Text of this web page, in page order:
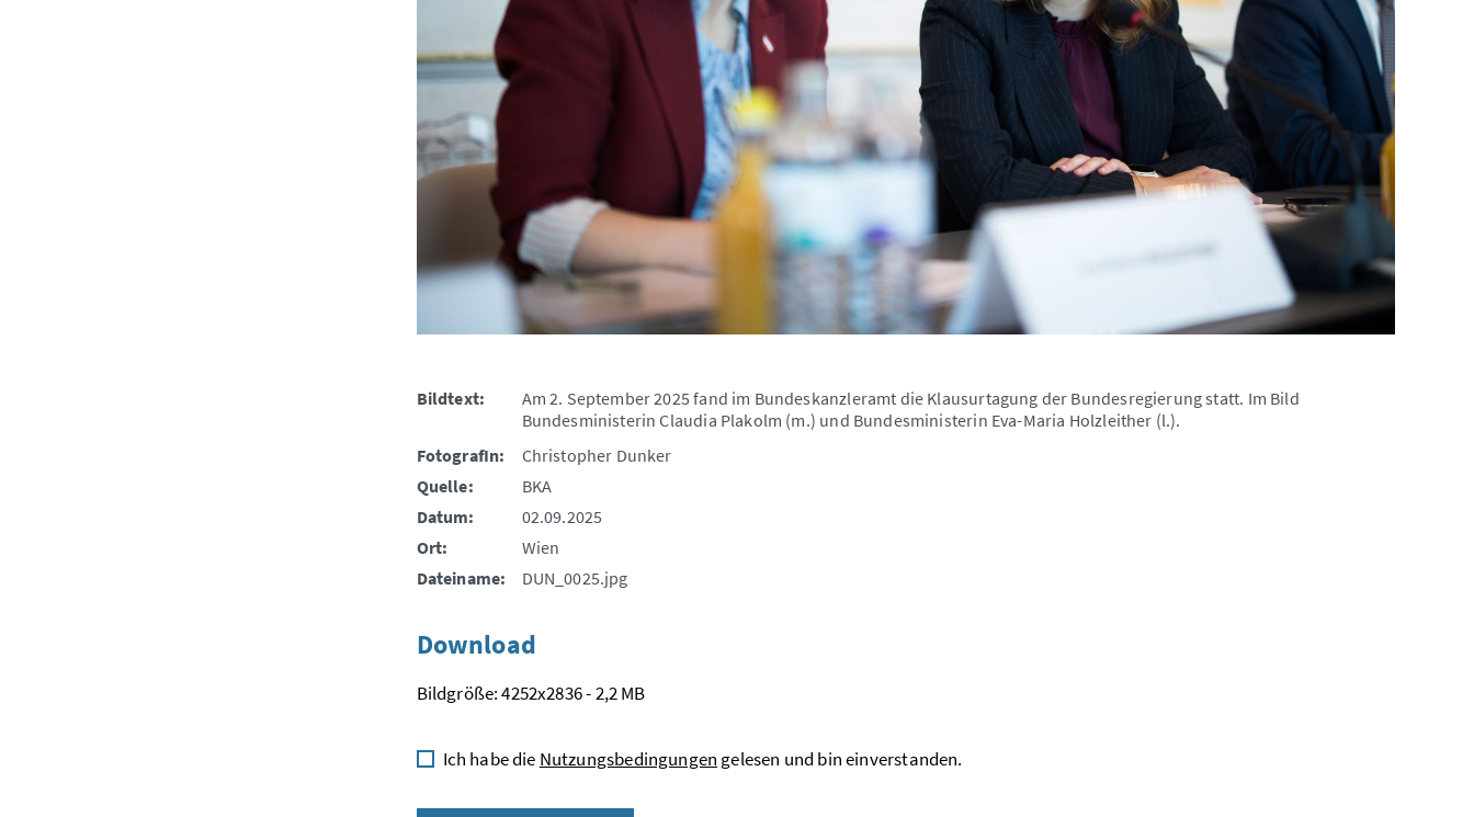
Bildtext:
Am 2. September 2025 fand im Bundeskanzleramt die Klausurtagung der Bundesregierung statt. Im Bild
Bundesministerin Claudia Plakolm (m.) und Bundesministerin Eva-Maria Holzleither (l.).
FotografIn:
Christopher Dunker
Quelle:
BKA
Datum:
02.09.2025
Ort:
Wien
Dateiname:
DUN_0025.jpg
Download
Bildgröße: 4252x2836 - 2,2 MB
Ich habe die Nutzungsbedingungen gelesen und bin einverstanden.